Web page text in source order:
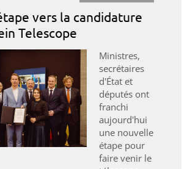
vers la candidature
Telescope
Ministres,
secrétaires
d'État et
députés ont
franchi
aujourd'hui
une nouvelle
étape pour
faire venir le